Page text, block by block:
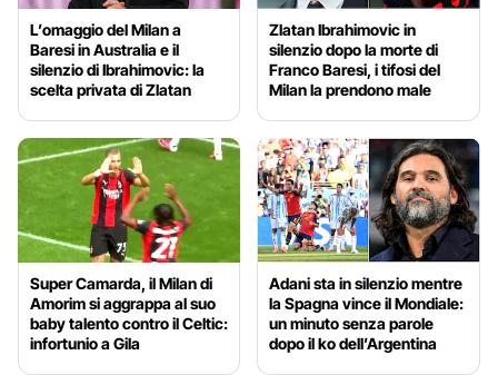
L’omaggio del Milan a
Baresi in Australia e il
silenzio di Ibrahimovic: la
scelta privata di Zlatan
Zlatan Ibrahimovic in
silenzio dopo la morte di
Franco Baresi, i tifosi del
Milan la prendono male
Super Camarda, il Milan di
Amorim si aggrappa al suo
baby talento contro il Celtic:
infortunio a Gila
Adani sta in silenzio mentre
la Spagna vince il Mondiale:
un minuto senza parole
dopo il ko dell’Argentina